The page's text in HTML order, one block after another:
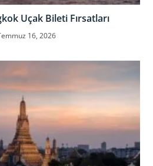
Uçak Bileti Fırsatları
16, 2026